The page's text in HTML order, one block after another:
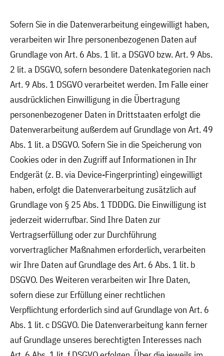
Sofern Sie in die Datenverarbeitung eingewilligt haben,
verarbeiten wir Ihre personenbezogenen Daten auf
Grundlage von Art. 6 Abs. 1 lit. a DSGVO bzw. Art. 9 Abs.
2 lit. a DSGVO, sofern besondere Datenkategorien nach
Art. 9 Abs. 1 DSGVO verarbeitet werden. Im Falle einer
ausdrücklichen Einwilligung in die Übertragung
personenbezogener Daten in Drittstaaten erfolgt die
Datenverarbeitung außerdem auf Grundlage von Art. 49
Abs. 1 lit. a DSGVO. Sofern Sie in die Speicherung von
Cookies oder in den Zugriff auf Informationen in Ihr
Endgerät (z. B. via Device-Fingerprinting) eingewilligt
haben, erfolgt die Datenverarbeitung zusätzlich auf
Grundlage von § 25 Abs. 1 TDDDG. Die Einwilligung ist
jederzeit widerrufbar. Sind Ihre Daten zur
Vertragserfüllung oder zur Durchführung
vorvertraglicher Maßnahmen erforderlich, verarbeiten
wir Ihre Daten auf Grundlage des Art. 6 Abs. 1 lit. b
DSGVO. Des Weiteren verarbeiten wir Ihre Daten,
sofern diese zur Erfüllung einer rechtlichen
Verpflichtung erforderlich sind auf Grundlage von Art. 6
Abs. 1 lit. c DSGVO. Die Datenverarbeitung kann ferner
auf Grundlage unseres berechtigten Interesses nach